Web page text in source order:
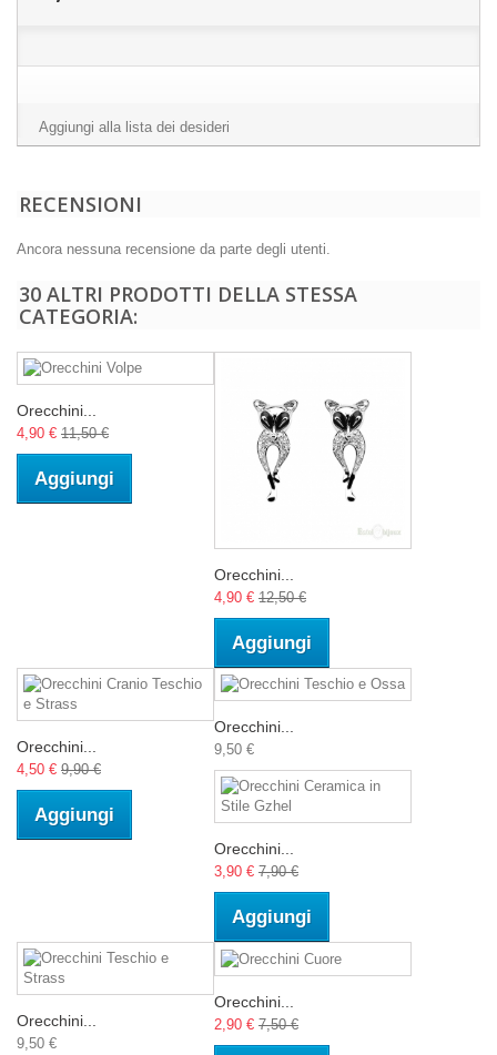
Aggiungi alla lista dei desideri
RECENSIONI
Ancora nessuna recensione da parte degli utenti.
30 ALTRI PRODOTTI DELLA STESSA
CATEGORIA:
Orecchini...
4,90 € 11,50 €
Aggiungi
Orecchini...
4,90 € 12,50 €
Aggiungi
Orecchini...
4,50 € 9,90 €
Aggiungi
Orecchini...
9,50 €
Orecchini...
3,90 € 7,90 €
Aggiungi
Orecchini...
9,50 €
Orecchini...
2,90 € 7,50 €